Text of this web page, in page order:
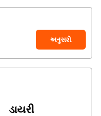
અનુસરો
ડાયરી